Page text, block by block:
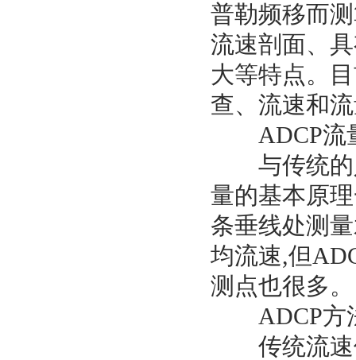
普勒频移而
流速剖面、
大等特点。
查、流速和
ADCP流
与传统的
量的基本原
条垂线处测
均流速,但
测点也很多。
ADCP方
传统流速